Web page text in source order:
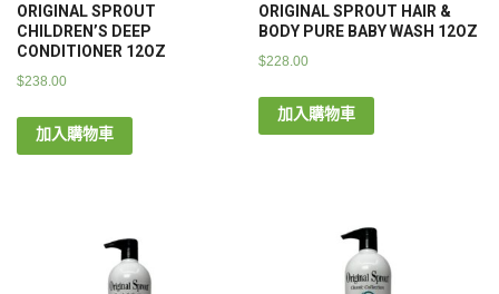
ORIGINAL SPROUT
CHILDREN’S DEEP
CONDITIONER 12OZ
$238.00
加入購物車
ORIGINAL SPROUT HAIR &
BODY PURE BABY WASH 12OZ
$228.00
加入購物車